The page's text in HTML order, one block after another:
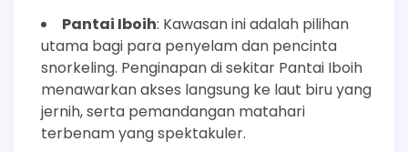
Pantai Iboih: Kawasan ini adalah pilihan
utama bagi para penyelam dan pencinta
snorkeling. Penginapan di sekitar Pantai Iboih
menawarkan akses langsung ke laut biru yang
jernih, serta pemandangan matahari
terbenam yang spektakuler.